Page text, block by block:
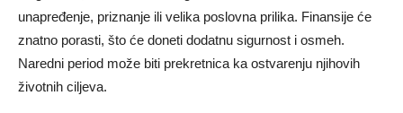
unapređenje, priznanje ili velika poslovna prilika. Finansije će
znatno porasti, što će doneti dodatnu sigurnost i osmeh.
Naredni period može biti prekretnica ka ostvarenju njihovih
životnih ciljeva.